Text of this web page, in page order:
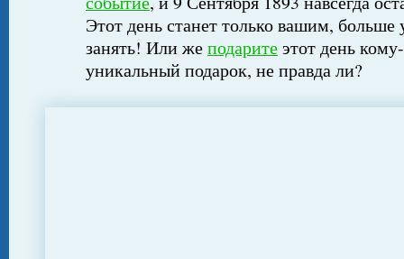
Этот день станет только вашим,
занять! Или жеподаритеэтот день
уникальный подарок, не правда ли?